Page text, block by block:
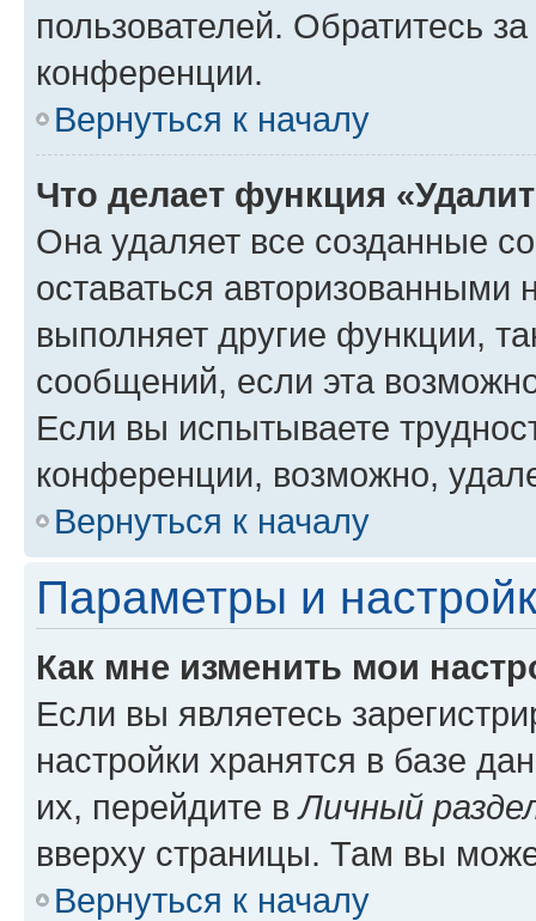
пользователей. Обратитесь
конференции.
Вернуться к началу
Что делает функция
Она удаляет все созданные
оставаться авторизованными
выполняет другие функции,
сообщений, если эта
Если вы испытываете
конференции, возможно,
Вернуться к началу
Параметры и
Как мне изменить мои
Если вы являетесь
настройки хранятся в базе
их, перейдите вЛичный
вверху страницы. Там вы
Вернуться к началу